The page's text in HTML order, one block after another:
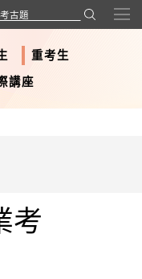
重考生
講座
考